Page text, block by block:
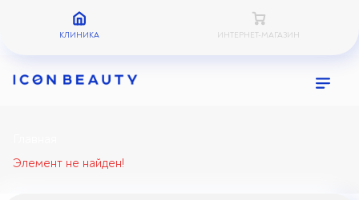
КЛИНИКА ИНТЕРНЕТ-МАГАЗИН
Элемент не найден!